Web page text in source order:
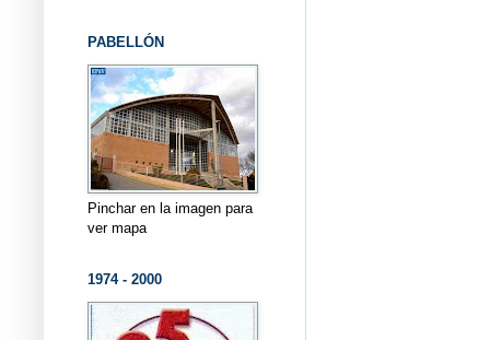
PABELLÓN
Pinchar en la imagen para
ver mapa
1974 - 2000